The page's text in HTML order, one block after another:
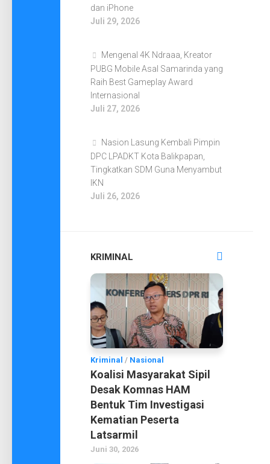
dan iPhone
Juli 29, 2026
Mengenal 4K Ndraaa, Kreator
PUBG Mobile Asal Samarinda yang
Raih Best Gameplay Award
Internasional
Juli 27, 2026
Nasion Lasung Kembali Pimpin
DPC LPADKT Kota Balikpapan,
Tingkatkan SDM Guna Menyambut
IKN
Juli 26, 2026
KRIMINAL
Kriminal / Nasional
Koalisi Masyarakat Sipil
Desak Komnas HAM
Bentuk Tim Investigasi
Kematian Peserta
Latsarmil
Juni 30, 2026